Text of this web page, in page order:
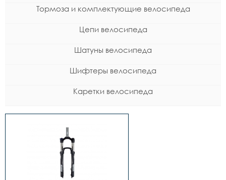
Тормоза и комплектующие велосипеда
Цепи велосипеда
Шатуны велосипеда
Шифтеры велосипеда
Каретки велосипеда